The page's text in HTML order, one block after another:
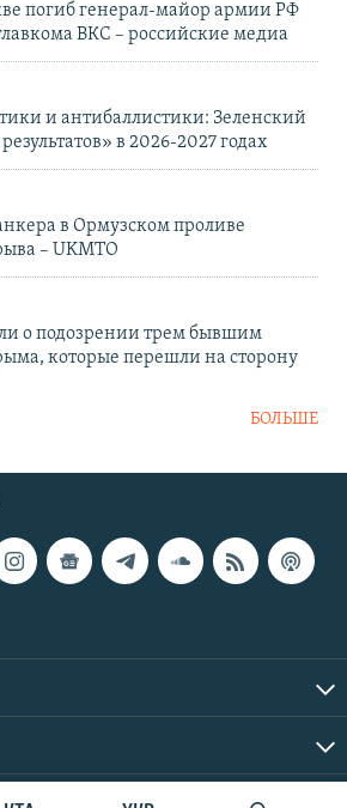
погиб генерал-майор армии РФ
ВКС – российские медиа
и антибаллистики: Зеленский
в 2026-2027 годах
в Ормузском проливе
– UKMTO
о подозрении трем бывшим
которые перешли на сторону
БОЛЬШЕ